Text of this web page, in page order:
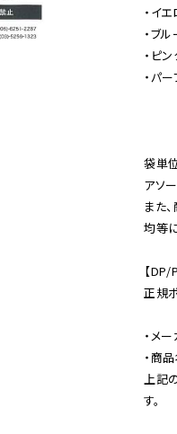
・イ
・ブル
・ピ
・パ
袋単
アソ
また
均等
【DP/
正規
・メ
・商
上記
す。